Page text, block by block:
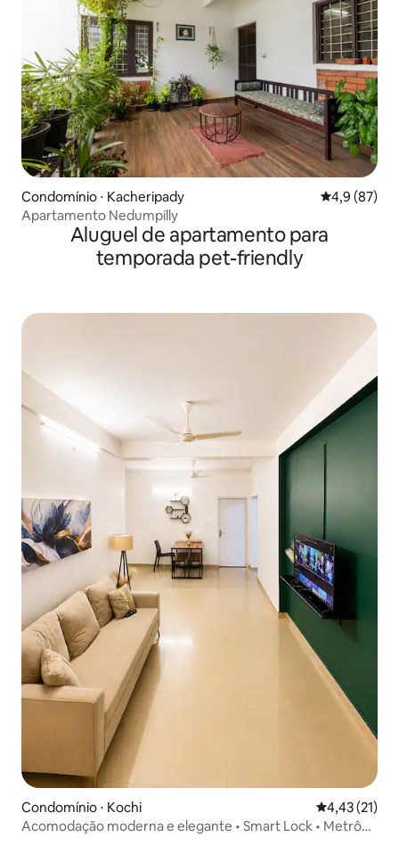
Condomínio ⋅ Kacheripady 4,9 de uma
4,9 (87)
Apartamento Nedumpilly
Aluguel de apartamento para
temporada pet-friendly
Condomínio ⋅ Kochi 4,43 de uma
4,43 (21)
Acomodação moderna e elegante • Smart Lock • Metrô